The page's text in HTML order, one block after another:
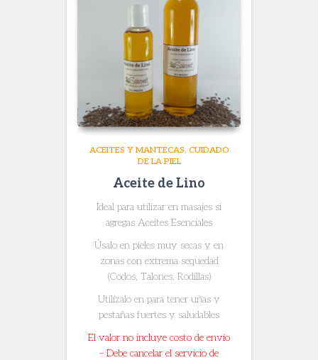
ACEITES Y MANTECAS CUIDADO
DE LA PIEL
Aceite de Lino
Ideal para utilizar en masajes si
agregas Aceites Esenciales
Úsalo en pieles muy secas y en
zonas con extrema sequedad
(Codos, Talones, Rodillas)
Utilízalo en para tener uñas y
pestañas fuertes y saludables
El valor no incluye costo de envío
– Debe cancelar el servicio de